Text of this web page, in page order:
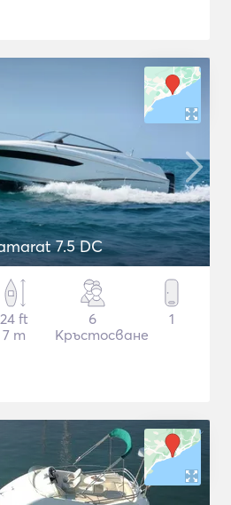
7.5 DC
24 ft
7 m
6
Кръстосване
1